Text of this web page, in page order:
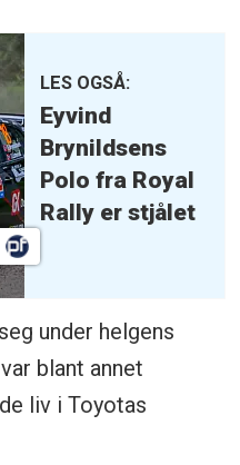
LES OGSÅ:
Eyvind
Brynildsens
Polo fra Royal
Rally er stjålet
under helgens
blant annet
liv i Toyotas